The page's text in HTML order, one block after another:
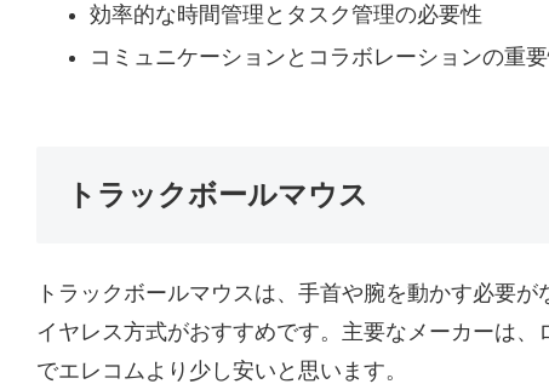
効率的な時間管理とタスク管理の必要性
コミュニケーションとコラボレーションの重
トラックボールマウス
トラックボールマウスは、手首や腕を動かす必要
イヤレス方式がおすすめです。主要なメーカーは
でエレコムより少し安いと思います。